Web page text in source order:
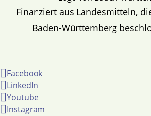
Finanziert aus Landesmitteln,
Baden-Württemberg
Facebook
LinkedIn
Youtube
Instagram